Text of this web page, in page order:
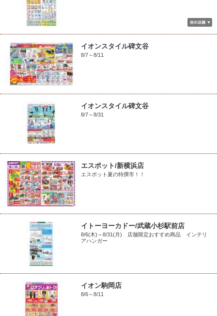
イオンスタイル碑文谷
8/7～8/11
イオンスタイル碑文谷
8/7～8/31
エスポット/新横浜店
エスポット夏の特撰市！！
イトーヨーカドー/武蔵小杉駅前店
8/6(木)～8/31(月) 店舗限定おすすめ商品 インテリ
アハンガー
イオン駒岡店
8/6～8/11